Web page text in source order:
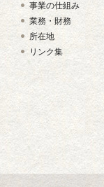
事業の仕組み
業務・財務
所在地
リンク集